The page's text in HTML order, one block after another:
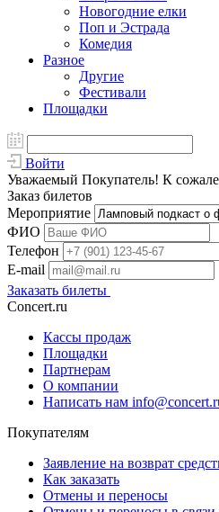
Новогодние елки
Поп и Эстрада
Комедия
Разное
Другие
Фестивали
Площадки
Войти
Уважаемый Покупатель! К
Заказ билетов
Мероприятие
ФИО
Телефон
E-mail
Заказать билеты
Concert.ru
Кассы продаж
Площадки
Партнерам
О компании
Написать нам
Покупателям
Заявление на возврат
Как заказать
Отмены и переносы